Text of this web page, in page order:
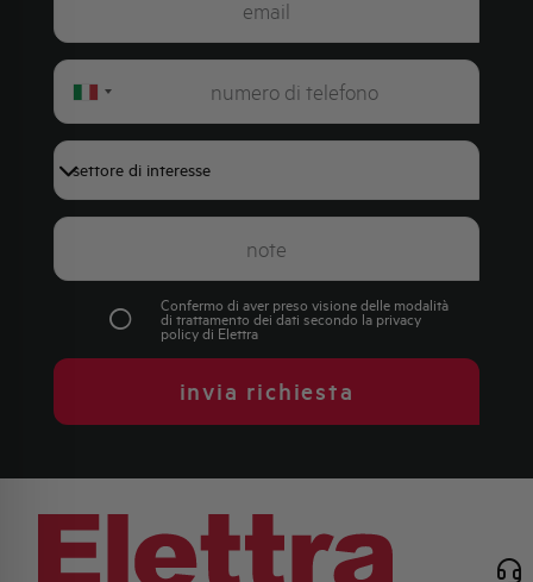
Italy
Confermo di aver preso visione delle modalità
di trattamento dei dati secondo la privacy
policydi Elettra
invia richiesta